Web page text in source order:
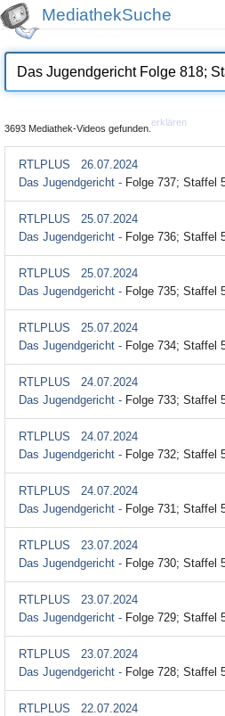
MediathekSuche
3693 Mediathek-Videos gefunden.
erklären
RTLPLUS
26.07.2024
Das Jugendgericht - Folge 737; Staffel
RTLPLUS
25.07.2024
Das Jugendgericht - Folge 736; Staffel
RTLPLUS
25.07.2024
Das Jugendgericht - Folge 735; Staffel
RTLPLUS
25.07.2024
Das Jugendgericht - Folge 734; Staffel
RTLPLUS
24.07.2024
Das Jugendgericht - Folge 733; Staffel
RTLPLUS
24.07.2024
Das Jugendgericht - Folge 732; Staffel
RTLPLUS
24.07.2024
Das Jugendgericht - Folge 731; Staffel
RTLPLUS
23.07.2024
Das Jugendgericht - Folge 730; Staffel
RTLPLUS
23.07.2024
Das Jugendgericht - Folge 729; Staffel
RTLPLUS
23.07.2024
Das Jugendgericht - Folge 728; Staffel
RTLPLUS
22.07.2024